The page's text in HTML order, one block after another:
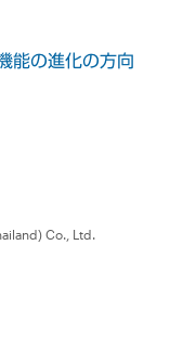
能の進化の方向
Co., Ltd.